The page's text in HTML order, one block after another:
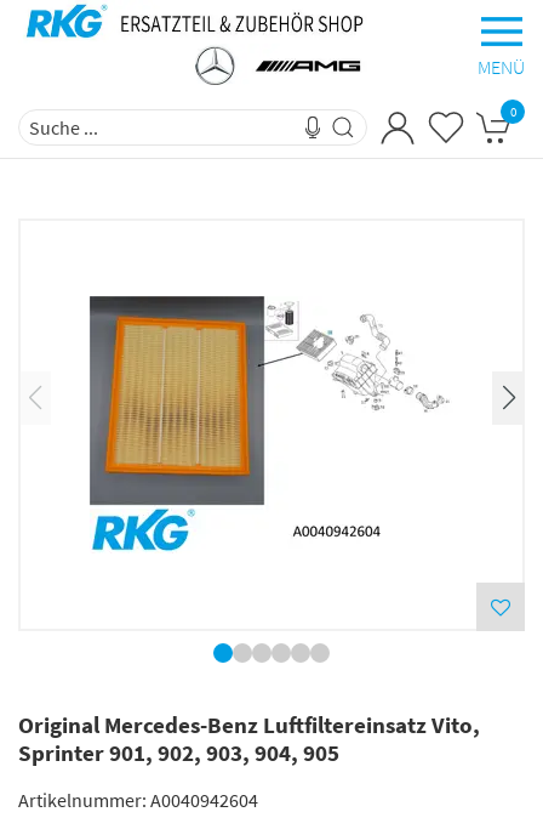
MENÜ
0
Original Mercedes-Benz Luftfiltereinsatz Vito,
Sprinter 901, 902, 903, 904, 905
Artikelnummer: A0040942604